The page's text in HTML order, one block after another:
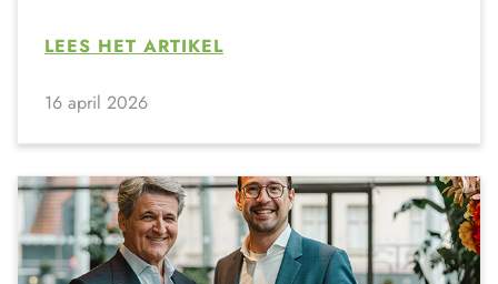
LEES HET ARTIKEL
16 april 2026